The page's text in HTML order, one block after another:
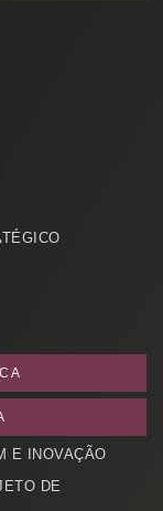
E INOVAÇÃO
DE